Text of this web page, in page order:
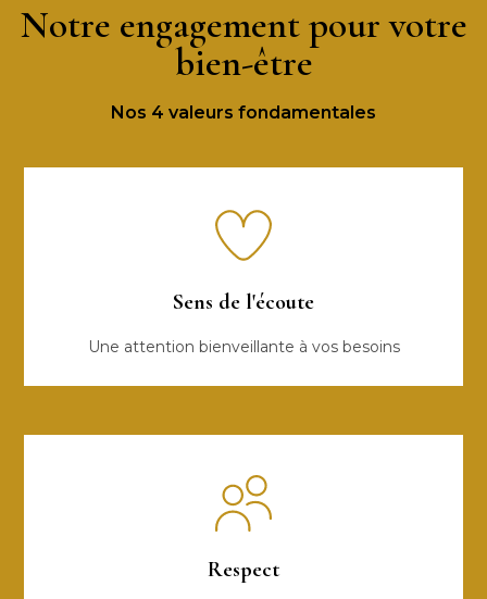
Notre engagement pour votre
bien-être
Nos 4 valeurs fondamentales
Sens de l'écoute
Une attention bienveillante à vos besoins
Respect